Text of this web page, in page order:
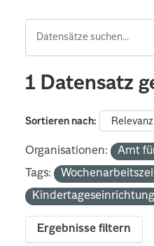
1 Datensatz
Sortieren nach
Organisationen:
Amt
Tags:
Ergebnisse filtern